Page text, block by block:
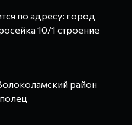
по адресу: город
10/1 строение
район